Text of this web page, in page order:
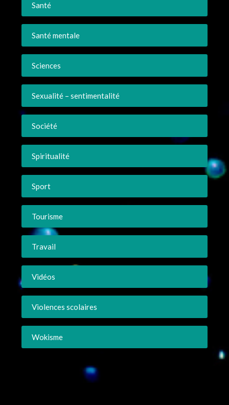
Santé
Santé mentale
Sciences
Sexualité – sentimentalité
Société
Spiritualité
Sport
Tourisme
Travail
Vidéos
Violences scolaires
Wokisme